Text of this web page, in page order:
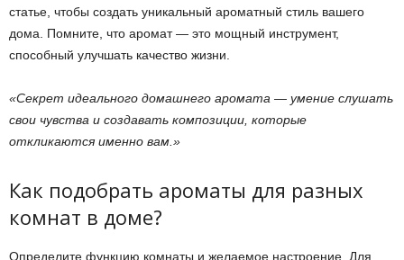
статье, чтобы создать уникальный ароматный стиль вашего
дома. Помните, что аромат — это мощный инструмент,
способный улучшать качество жизни.
«Секрет идеального домашнего аромата — умение слушать
свои чувства и создавать композиции, которые
откликаются именно вам.»
Как подобрать ароматы для разных
комнат в доме?
Определите функцию комнаты и желаемое настроение. Для